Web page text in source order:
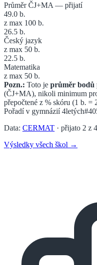
Průměr ČJ+MA — přijatí
49.0 b.
z max 100 b.
26.5 b.
Český jazyk
z max 50 b.
22.5 b.
Matematika
z max 50 b.
Pozn.: Toto je průměr bodů
(ČJ+MA), nikoli minimum
přepočtené z % skóru (1 b. =
Pořadí v gymnázií 4letých
Data: CERMAT · přijato 2 z 4
Výsledky všech škol →